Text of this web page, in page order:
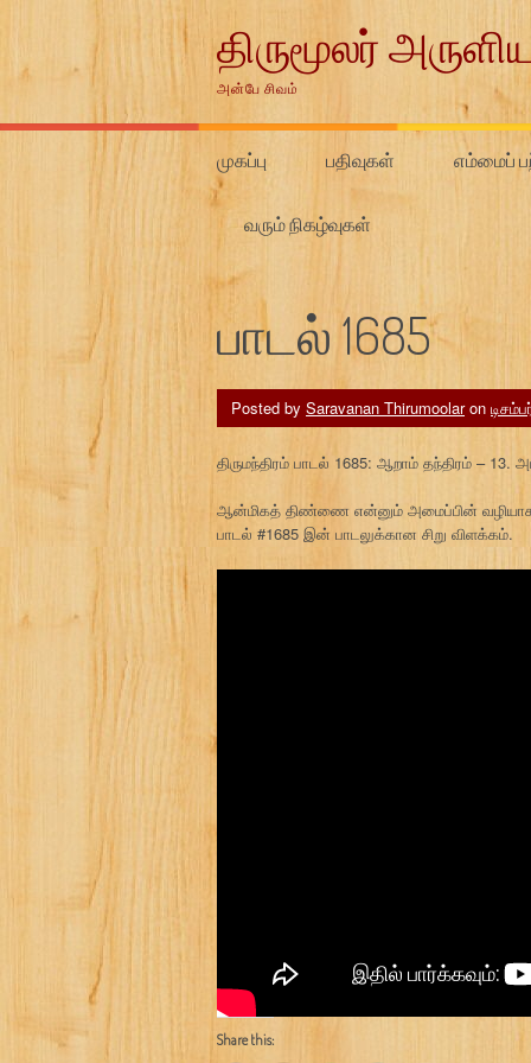
திருமூலர்
அன்பே சிவம்
முகப்பு பதிவுகள் எம்மைப்
வரும் நிகழ்வுகள்
பாடல் 1685
Posted by Saravanan Thirumoolaron
திருமந்திரம் பாடல் 1685: ஆறாம் தந்திரம் –
ஆன்மிகத் திண்ணை என்னும் அமைப்பின் வழியாக
பாடல் #1685 இன் பாடலுக்கான சிறு விளக்கம்.
Share this: